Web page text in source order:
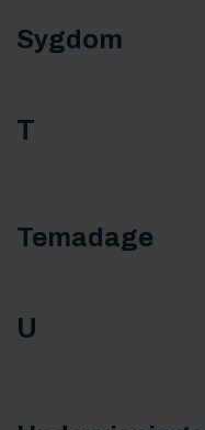
Sygdom
T
Temadage
U